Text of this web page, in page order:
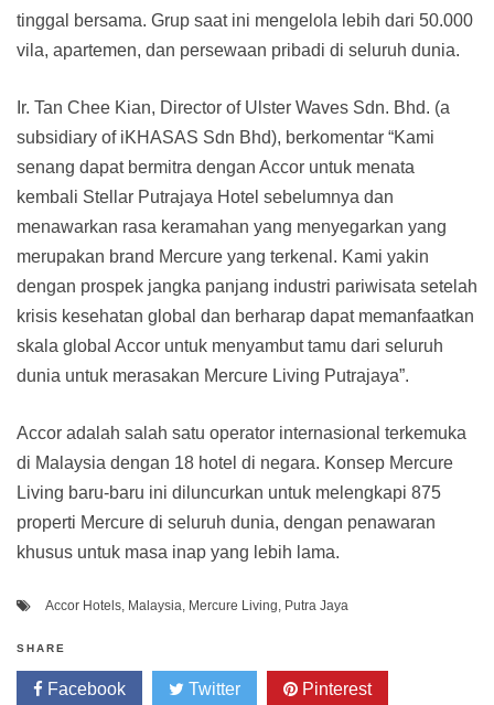
tinggal bersama. Grup saat ini mengelola lebih dari 50.000
vila, apartemen, dan persewaan pribadi di seluruh dunia.
Ir. Tan Chee Kian, Director of Ulster Waves Sdn. Bhd. (a
subsidiary of iKHASAS Sdn Bhd), berkomentar “Kami
senang dapat bermitra dengan Accor untuk menata
kembali Stellar Putrajaya Hotel sebelumnya dan
menawarkan rasa keramahan yang menyegarkan yang
merupakan brand Mercure yang terkenal. Kami yakin
dengan prospek jangka panjang industri pariwisata setelah
krisis kesehatan global dan berharap dapat memanfaatkan
skala global Accor untuk menyambut tamu dari seluruh
dunia untuk merasakan Mercure Living Putrajaya”.
Accor adalah salah satu operator internasional terkemuka
di Malaysia dengan 18 hotel di negara. Konsep Mercure
Living baru-baru ini diluncurkan untuk melengkapi 875
properti Mercure di seluruh dunia, dengan penawaran
khusus untuk masa inap yang lebih lama.
Accor Hotels, Malaysia, Mercure Living, Putra Jaya
SHARE
Facebook Twitter Pinterest